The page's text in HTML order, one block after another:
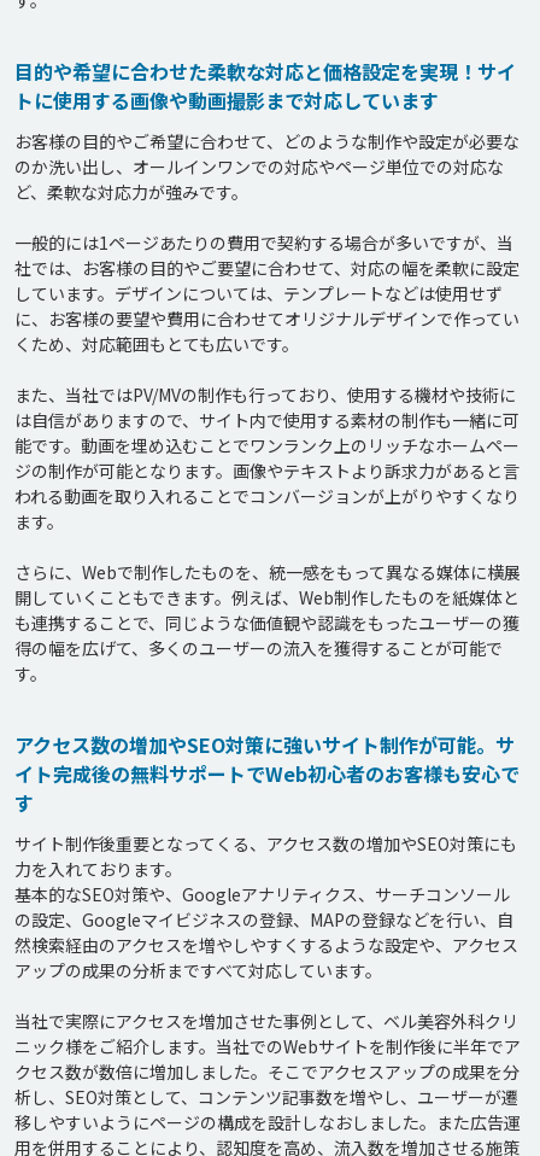
目的や希望に合わせた柔軟な対応と価格設定を実現！サイ
トに使用する画像や動画撮影まで対応しています
お客様の目的やご希望に合わせて、どのような制作や設定が必要な
のか洗い出し、オールインワンでの対応やページ単位での対応な
ど、柔軟な対応力が強みです。
一般的には1ページあたりの費用で契約する場合が多いですが、当
社では、お客様の目的やご要望に合わせて、対応の幅を柔軟に設定
しています。デザインについては、テンプレートなどは使用せず
に、お客様の要望や費用に合わせてオリジナルデザインで作ってい
くため、対応範囲もとても広いです。
また、当社ではPV/MVの制作も行っており、使用する機材や技術に
は自信がありますので、サイト内で使用する素材の制作も一緒に可
能です。動画を埋め込むことでワンランク上のリッチなホームペー
ジの制作が可能となります。画像やテキストより訴求力があると言
われる動画を取り入れることでコンバージョンが上がりやすくなり
ます。
さらに、Webで制作したものを、統一感をもって異なる媒体に横展
開していくこともできます。例えば、Web制作したものを紙媒体と
も連携することで、同じような価値観や認識をもったユーザーの獲
得の幅を広げて、多くのユーザーの流入を獲得することが可能で
アクセス数の増加やSEO対策に強いサイト制作が可能。サ
イト完成後の無料サポートでWeb初心者のお客様も安心で
す
サイト制作後重要となってくる、アクセス数の増加やSEO対策にも
力を入れております。
基本的なSEO対策や、Googleアナリティクス、サーチコンソール
の設定、Googleマイビジネスの登録、MAPの登録などを行い、自
然検索経由のアクセスを増やしやすくするような設定や、アクセス
アップの成果の分析まですべて対応しています。
当社で実際にアクセスを増加させた事例として、ベル美容外科クリ
ニック様をご紹介します。当社でのWebサイトを制作後に半年でア
クセス数が数倍に増加しました。そこでアクセスアップの成果を分
析し、SEO対策として、コンテンツ記事数を増やし、ユーザーが遷
移しやすいようにページの構成を設計しなおしました。また広告運
用を併用することにより、認知度を高め、流入数を増加させる施策